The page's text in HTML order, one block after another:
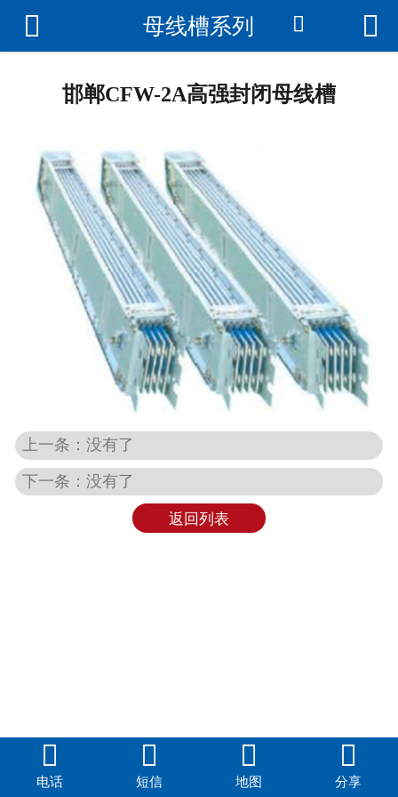
首页
荣誉资质
新闻资讯
联系我们
 母线槽系列  
邯郸CFW-2A高强封闭母线槽
上一条：没有了
下一条：没有了
返回列表

电话

短信

地图

分享